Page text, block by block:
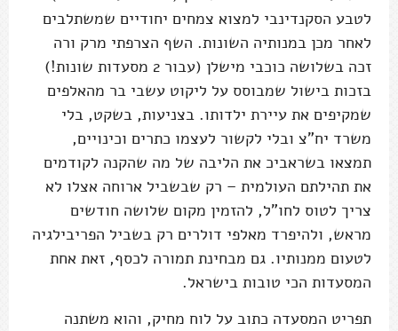
לטבע הסקנדינבי למצוא צמחים יחודיים שמשתלבים
לאחר מכן במנותיה השונות. השף הצרפתי מרק ורה
זכה בשלושה כוכבי מישלן (עבור 2 מסעדות שונות!)
בזכות בישול שמבוסס על ליקוט עשבי בר מהאלפים
שמקיפים את עיירת ילדותו. בצניעות, בשקט, בלי
משרד יח"צ ובלי לקשור לעצמו כתרים וכינויים,
תמצאו בשראביכ את הליבה של מה שהקנה לקודמים
את תהילתם העולמית – רק שבשביל ארוחה אצלו לא
צריך לטוס לחו"ל, להזמין מקום שלושה חודשים
מראש, ולהיפרד מאלפי דולרים רק בשביל הפריבילגיה
לטעום ממנותיו. גם מבחינת תמורה לכסף, זאת אחת
המסעדות הכי טובות בישראל.
תפריט המסעדה כתוב על לוח מחיק, והוא משתנה